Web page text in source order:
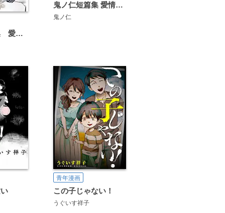
鬼ノ仁短篇集 愛情表現
鬼ノ仁短篇集 愛情表現（絶品演出フルカラー）
鬼ノ仁
青年漫画
この子じゃない！
うぐいす祥子